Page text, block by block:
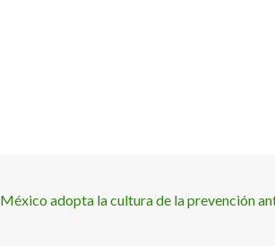
México adopta la cultura de la prevención